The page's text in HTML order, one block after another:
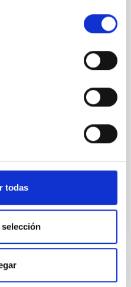
todas
de
e innovación en
para la firma de
desarrollo e
Universidad